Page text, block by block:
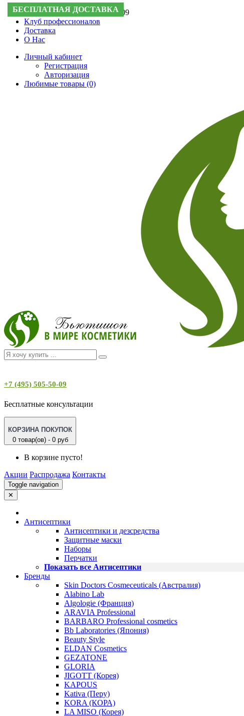
Поддержка: +7 (495) 505-50-09
Клуб профессионалов
Доставка
О Нас
Личный кабинет
Регистрация
Авторизация
Любимые товары (0)
+7 (495) 505-50-09
Бесплатные консультации
КОРЗИНА ПОКУПОК
0 товар(ов) - 0 руб
В корзине пусто!
Акции Распродажа Контакты
Toggle navigation
✕
Антисептики
Антисептики и дезсредства
Защитные маски
Наборы
Перчатки
Показать все Антисептики
Бренды
Skin Doctors Cosmeceuticals (Австралия)
Alabino Lab
Algologie (Франция)
ARAVIA Professional
BARBARO Professional cosmetics
Bb Laboratories (Япония)
Beauty Style
ELDAN Cosmetics
GEZATONE
GLORIA
JIGOTT (Корея)
KAPOUS
Kativa (Перу)
KORA (КОРА)
LA MISO (Корея)
БЕСПЛАТНАЯ ДОСТАВКА